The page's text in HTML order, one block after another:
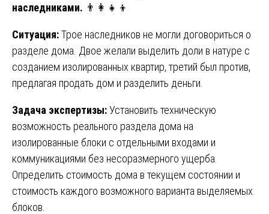
наследниками. 👨‍👩‍👧‍👦
Ситуация:Трое наследников не могли договориться о
разделе дома. Двое желали выделить доли в натуре с
созданием изолированных квартир, третий был против,
предлагая продать дом и разделить деньги.
Задача экспертизы:Установить техническую
возможность реального раздела дома на
изолированные блоки с отдельными входами и
коммуникациями без несоразмерного ущерба.
Определить стоимость дома в текущем состоянии и
стоимость каждого возможного варианта выделяемых
блоков.